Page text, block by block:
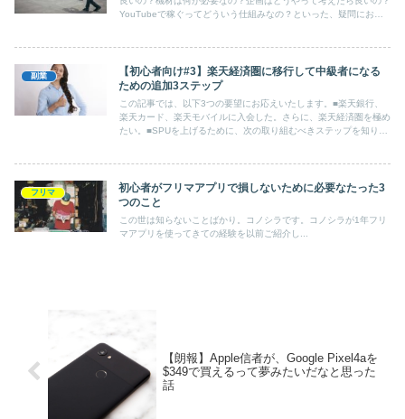
YouTubeで稼ぐってどういう仕組みなの？といった、疑問にお答
副業
【初心者向け#3】楽天経済圏に移行して中級者になる
ための追加3ステップ
この記事では、以下3つの要望にお応えいたします。■楽天銀行、
楽天カード、楽天モバイルに入会した。さらに、楽天経済圏を極め
たい。■SPUを上げるために、次の取り組むべきステップを知りた
フリマ
初心者がフリマアプリで損しないために必要なたった3
つのこと
この世は知らないことばかり。コノシラです。コノシラが1年フリ
マアプリを使ってきての経験を以前ご紹介し...
【朗報】Apple信者が、Google Pixel4aを
$349で買えるって夢みたいだなと思った
話